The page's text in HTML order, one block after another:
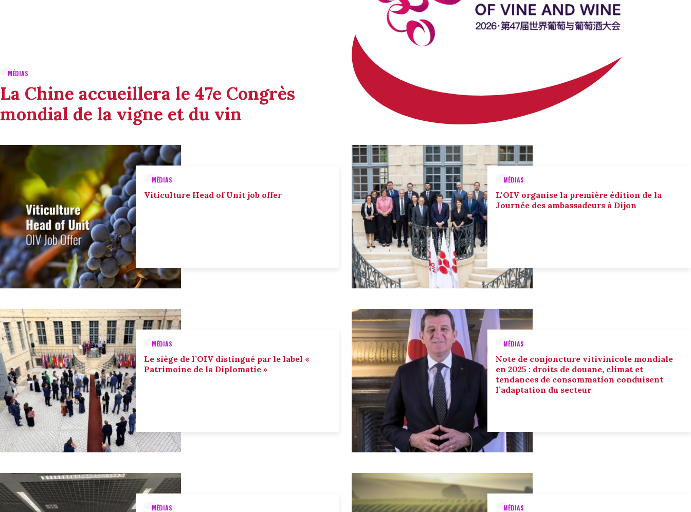
MÉDIAS
La Chine accueillera le 47e Congrès
mondial de la vigne et du vin
MÉDIAS
Viticulture Head of Unit job offer
MÉDIAS
L'OIV organise la première édition de la
Journée des ambassadeurs à Dijon
MÉDIAS
Le siège de l’OIV distingué par le label «
Patrimoine de la Diplomatie »
MÉDIAS
Note de conjoncture vitivinicole mondiale
en 2025 : droits de douane, climat et
tendances de consommation conduisent
l’adaptation du secteur
MÉDIAS MÉDIAS